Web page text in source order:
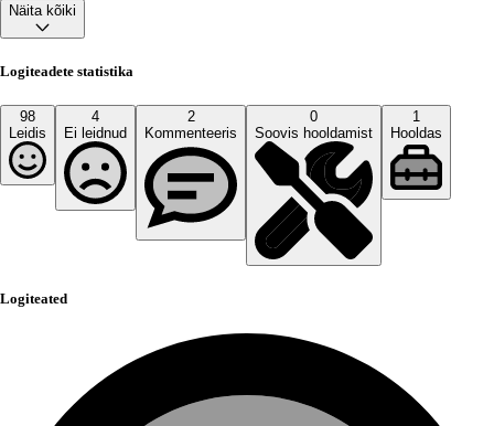
Näita kõiki
Logiteadete statistika
98
Leidis
4
Ei leidnud
2
Kommenteeris
0
Soovis hooldamist
1
Hooldas
Logiteated